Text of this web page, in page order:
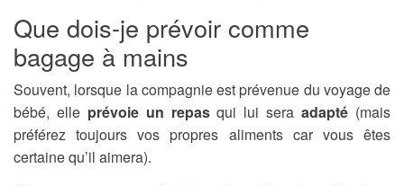
Que dois-je prévoir comme
bagage à mains
Souvent, lorsque la compagnie est prévenue du voyage de
bébé, elleprévoie un repasqui lui seraadapté (mais
préférez toujours vos propres aliments car vous êtes
certaine qu’il aimera).